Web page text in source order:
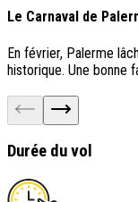
Le Carnaval de
En février, Palerme
historique. Une bonne
Durée du vol